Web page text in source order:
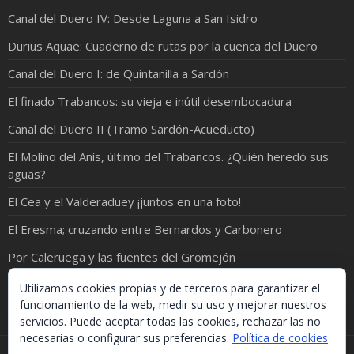
Canal del Duero IV: Desde Laguna a San Isidro
Durius Aquae: Cuaderno de rutas por la cuenca del Duero
Canal del Duero I: de Quintanilla a Sardón
El finado Trabancos: su vieja e inútil desembocadura
Canal del Duero II (Tramo Sardón-Acueducto)
El Molino del Anís, último del Trabancos. ¿Quién heredó sus
aguas?
El Cea y el Valderaduey ¡juntos en una foto!
El Eresma; cruzando entre Bernardos y Carbonero
Por Caleruega y las fuentes del Gromejón
De Campaspero a Fuentidueña; o del páramo al agua
Utilizamos cookies propias y de terceros para garantizar el
funcionamiento de la web, medir su uso y mejorar nuestros
servicios. Puede aceptar todas las cookies, rechazar las no
necesarias o configurar sus preferencias. Política de cookies